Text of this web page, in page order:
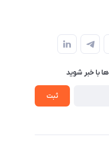
با‌ خبر شوید
ثبت